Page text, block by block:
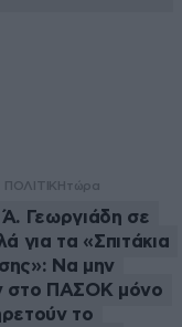
ΠΟΛΙΤΙΚΗτώρα
Γεωργιάδη σε
για τα «Σπιτάκια
Να μην
στο ΠΑΣΟΚ μόνο
το